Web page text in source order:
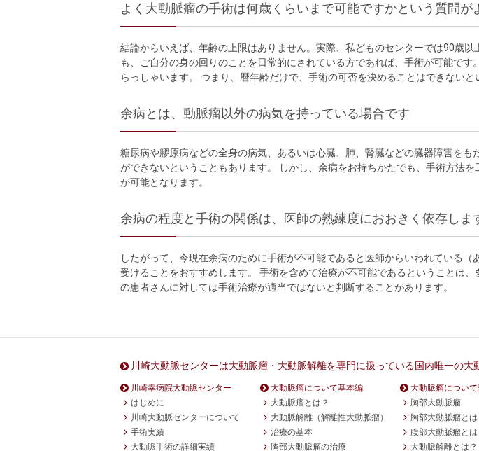
よく大動脈瘤の手術は何歳くらいまで可能ですかという質問が
結論からいえば、年齢の上限はありません。実際、私どものセンターでは90歳
も、ご自分の身の回りのことを日常的にされている方であれば、手術が可能で
らっしゃいます。 つまり、暦年齢だけで、手術の可否を決めることはできないと
余病とは、動脈瘤以外の病気を持っている場合です
糖尿病や膠原病などの全身の病気、あるいは心臓、肺、腎臓などの臓器障害を
ができないということもあります。 しかし、余病をお持ちかたでも、手術方法
が可能となります。
余病の程度と手術の関係は、医師の熟練度におおきく依存しま
したがって、今現在余病のために手術が不可能であると医師からいわれている
受けることをおすすめします。 手術を含めて治療が不可能であるということは
の患者さんに対しては手術治療が適当ではないと判断することがあります。
川崎大動脈センターは大動脈瘤・大動脈解離を専門に扱っている国内唯一の大
川崎幸病院大動脈センター
はじめに
川崎大動脈センターについて
手術実績
大動脈手術の詳細実績
大動脈瘤について基本編
大動脈瘤とは？
大動脈解離（解離性大動脈瘤）
治療の基本
胸部大動脈瘤の治療
大動脈瘤につい
胸部大動脈瘤
胸部大動脈瘤とは
腹部大動脈瘤とは
大動脈解離とは？